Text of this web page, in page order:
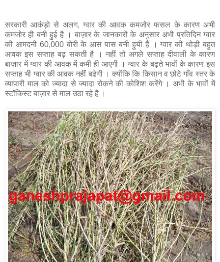
सरकारी आकंड़ो से अलग, ग्वार की आवक कमजोर फसल के कारण अभी
कमजोर ही बनी हुई है । बाज़ार के जानकारों के अनुसार अभी प्रतिदिन ग्वार
की आमदनी 60,000 बोरी के आस पास बनी हुयी है । ग्वार की थोड़ी बहुत
आवक इस सप्ताह बढ़ सकती है । नहीं तो अगले सप्ताह दीवाली के कारण
बाज़ार में ग्वार की आवक में कमी ही आएगी । ग्वार के बढ़ते भावों के कारण इस
सप्ताह भी ग्वार की आवक नहीं बढेगी । क्योंकि कि किसान व छोटे गाँव स्तर के
व्यापारी माल को ज्यादा से ज्यादा रोकने की कोशिश करेंगे । अभी के भावों में
स्टॉकिस्ट बाज़ार से माल उठा रहे है ।